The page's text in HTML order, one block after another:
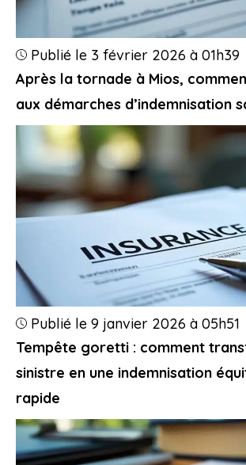
Après la tornade à Mios,
aux démarches d’indemnisation
Publié le 3 février 2026 à 01h39
Tempête goretti : comment
sinistre en une indemnisation
rapide
Publié le 9 janvier 2026 à 05h51